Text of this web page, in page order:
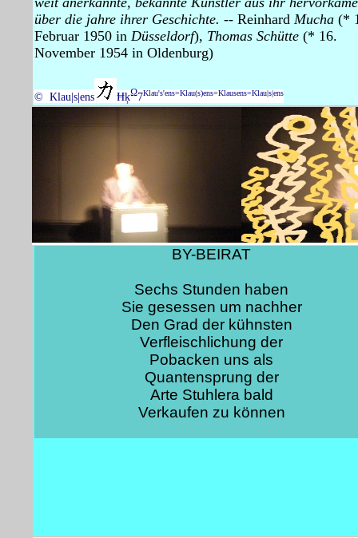
über die jahre ihrer Geschichte. -- Reinhard Mucha (*
Februar 1950 in Düsseldorf), Thomas Schütte (* 16.
November 1954 in Oldenburg)
© Klau|s|ens ĦķΩ7Klau's'ens=Klau(s)ens=Klausens=Klau|s|ens
BY-BEIRAT
Sechs Stunden haben
Sie gesessen um nachher
Den Grad der kühnsten
Verfleischlichung der
Pobacken uns als
Quantensprung der
Arte Stuhlera bald
Verkaufen zu können